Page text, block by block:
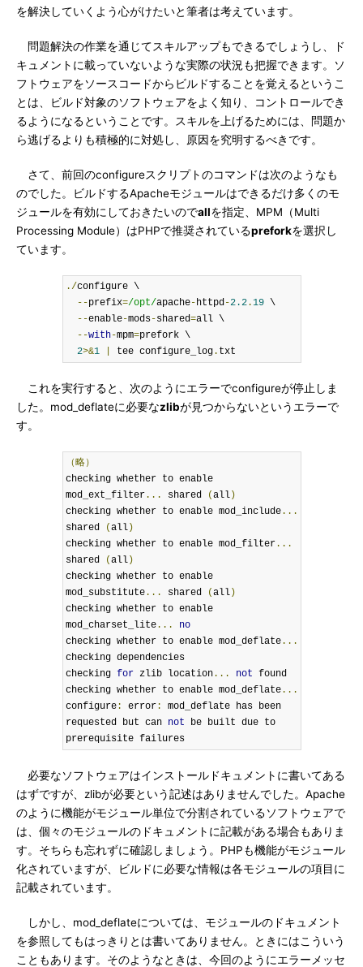
を解決していくよう心がけたいと筆者は考えています。
問題解決の作業を通じてスキルアップもできるでしょうし、ド
キュメントに載っていないような実際の状況も把握できます。ソ
フトウェアをソースコードからビルドすることを覚えるというこ
とは、ビルド対象のソフトウェアをよく知り、コントロールでき
るようになるということです。スキルを上げるためには、問題か
ら逃げるよりも積極的に対処し、原因を究明するべきです。
さて、前回のconfigureスクリプトのコマンドは次のようなも
のでした。ビルドするApacheモジュールはできるだけ多くのモ
ジュールを有効にしておきたいのでallを指定、MPM（Multi
Processing Module）はPHPで推奨されているpreforkを選択し
ています。
./configure \
--prefix=/opt/apache-httpd-2.2.19 \
--enable-mods-shared=all \
--with-mpm=prefork \
2>&1 tee configure_log. txt
これを実行すると、次のようにエラーでconfigureが停止しま
した。mod_deflateに必要なzlibが見つからないというエラーで
す。
（略）
checking whether to enable
mod_ext_filter... shared (all)
checking whether to enable mod_include...
shared
(all)
checking whether to enable mod_filter...
shared
(all)
checking whether to enable
mod_substitute... shared (all)
checking whether to enable
mod_charset_lite...
no
checking whether to enable mod_deflate...
checking dependencies
checking for zlib location... not found
checking whether to enable mod_deflate...
configure: error:
mod_deflate has been
requested but can not be built due to
prerequisite failures
必要なソフトウェアはインストールドキュメントに書いてある
はずですが、zlibが必要という記述はありませんでした。Apache
のように機能がモジュール単位で分割されているソフトウェアで
は、個々のモジュールのドキュメントに記載がある場合もありま
す。そちらも忘れずに確認しましょう。PHPも機能がモジュール
化されていますが、ビルドに必要な情報は各モジュールの項目に
記載されています。
しかし、mod_deflateについては、モジュールのドキュメント
を参照してもはっきりとは書いてありません。ときにはこういう
こともあります。そのようなときは、今回のようにエラーメッセ